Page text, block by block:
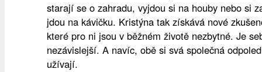
starají se o zahradu, vyjdou si na houby nebo si
jdou na kávičku. Kristýna tak získává nové
které pro ni jsou v běžném životě nezbytné. Je
nezávislejší. A navíc, obě si svá společná
užívají.